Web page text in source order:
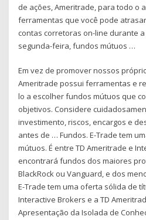
de ações, Ameritrade, para todo o
ferramentas que você pode
contas corretoras on-line durante
segunda-feira, fundos mútuos …
Em vez de promover nossos
Ameritrade possui ferramentas e
lo a escolher fundos mútuos que
objetivos. Considere
investimento, riscos, encargos e
antes de … Fundos. E-Trade tem
mútuos. É entre TD Ameritrade e
encontrará fundos dos maiores
BlackRock ou Vanguard, e dos
E-Trade tem uma oferta sólida de
Interactive Brokers e a TD
Apresentação da Isolada de